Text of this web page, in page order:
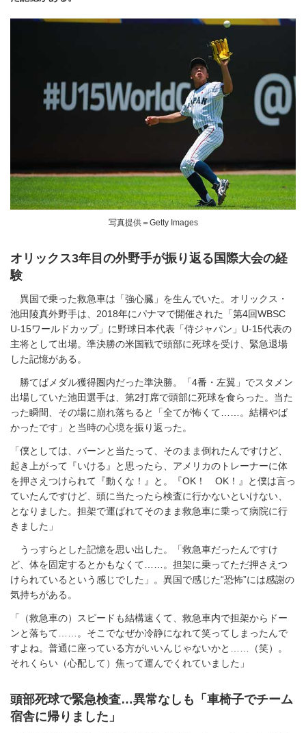
写真提供＝Getty Images
オリックス3年目の外野手が振り返る国際大会の経
験
異国で乗った救急車は「強心臓」を生んでいた。オリックス・
池田陵真外野手は、2018年にパナマで開催された「第4回WBSC
U-15ワールドカップ」に野球日本代表「侍ジャパン」U-15代表の
主将として出場。準決勝の米国戦で頭部に死球を受け、緊急退場
した記憶がある。
勝てばメダル獲得圏内だった準決勝。「4番・左翼」でスタメン
出場していた池田選手は、第2打席で頭部に死球を食らった。当た
った瞬間、その場に崩れ落ちると「全てが怖くて……。結構やば
かったです」と当時の心境を振り返った。
「僕としては、バーンと当たって、そのまま倒れたんですけど、
起き上がって『いける』と思ったら、アメリカのトレーナーに体
を押さえつけられて『動くな！』と。『OK！ OK！』と僕は言っ
ていたんですけど、頭に当たったら検査に行かないといけない、
となりました。担架で運ばれてそのまま救急車に乗って病院に行
きました」
うっすらとした記憶を思い出した。「救急車だったんですけ
ど、体を固定するとかもなくて……。担架に乗ってただ押さえつ
けられているという感じでした」。異国で感じた“恐怖”には感謝の
気持ちがある。
「（救急車の）スピードも結構速くて、救急車内で担架からドー
ンと落ちて……。そこでなぜか冷静になれて笑ってしまったんで
すよね。普通に座っている方がいいんじゃないかと……（笑）。
それくらい（心配して）焦って運んでくれていました」
頭部死球で緊急検査…異常なしも「車椅子でチーム
宿舎に帰りました」